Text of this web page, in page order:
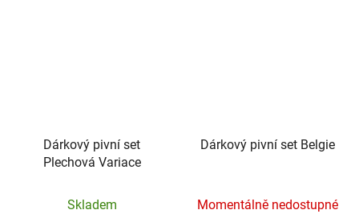
Dárkový pivní set
Plechová Variace
Skladem
Dárkový pivní set Belgie
Momentálně nedostupné